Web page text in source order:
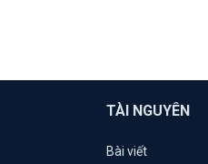
TÀI NGUYÊN
Bài viết